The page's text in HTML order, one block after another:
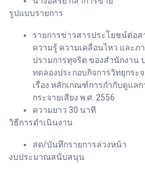
รูปแบบรายการ
รายการข่าวสารประโยชน์ต่อ
ความรู้ ความเคลื่อนไหว และภ
ปรามการทุจริต ของสำนักงาน
ทดลองประกอบกิจการวิทยุกระ
เรื่อง หลักเกณฑ์การกำกับดูแล
กระจายเสียง พ.ศ. 2556
ความยาว 30 นาที
วิธีการดำเนินงาน
สด/บันทึกรายการล่วงหน้า
งบประมาณสนับสนุน